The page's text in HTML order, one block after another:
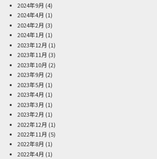
2024年9月 (4)
2024年4月 (1)
2024年2月 (3)
2024年1月 (1)
2023年12月 (1)
2023年11月 (3)
2023年10月 (2)
2023年9月 (2)
2023年5月 (1)
2023年4月 (1)
2023年3月 (1)
2023年2月 (1)
2022年12月 (1)
2022年11月 (5)
2022年8月 (1)
2022年4月 (1)